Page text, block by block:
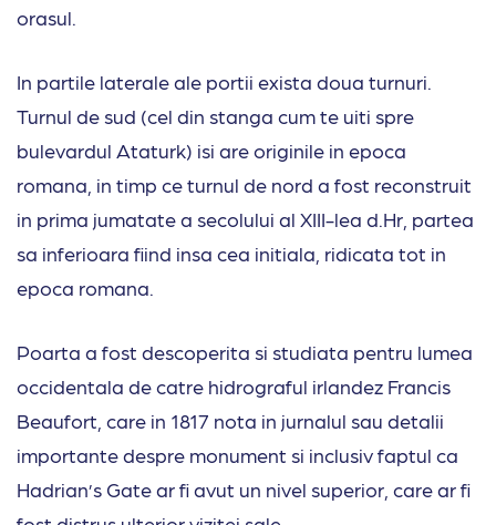
orasul.
In partile laterale ale portii exista doua turnuri.
Turnul de sud (cel din stanga cum te uiti spre
bulevardul Ataturk) isi are originile in epoca
romana, in timp ce turnul de nord a fost reconstruit
in prima jumatate a secolului al XIII-lea d.Hr, partea
sa inferioara fiind insa cea initiala, ridicata tot in
epoca romana.
Poarta a fost descoperita si studiata pentru lumea
occidentala de catre hidrograful irlandez Francis
Beaufort, care in 1817 nota in jurnalul sau detalii
importante despre monument si inclusiv faptul ca
Hadrian’s Gate ar fi avut un nivel superior, care ar fi